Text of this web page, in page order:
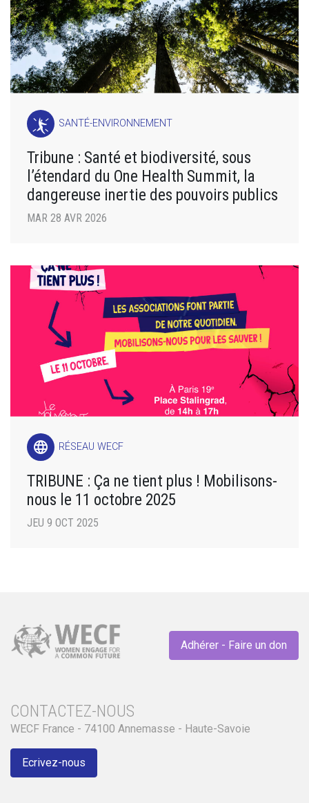
SANTÉ-ENVIRONNEMENT
Tribune : Santé et biodiversité, sous
l’étendard du One Health Summit, la
dangereuse inertie des pouvoirs publics
MAR 28 AVR 2026
language RÉSEAU WECF
TRIBUNE : Ça ne tient plus ! Mobilisons-
nous le 11 octobre 2025
JEU 9 OCT 2025
Adhérer - Faire un don
CONTACTEZ-NOUS
WECF France - 74100 Annemasse - Haute-Savoie
Ecrivez-nous